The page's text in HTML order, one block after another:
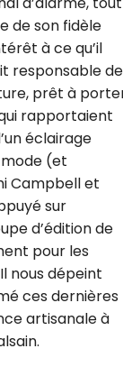
de son fidèle
à ce qu’il
responsable de
prêt à
rapportaient
éclairage
(et
Campbell et
sur
d’édition de
pour les
nous dépeint
ces dernières
artisanale à